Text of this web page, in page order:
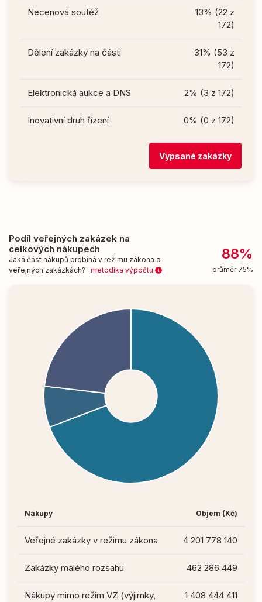
Necenová soutěž
13% (22 z
172)
Dělení zakázky na části
31% (53 z
172)
Elektronická aukce a DNS 2% (3 z 172)
Inovativní druh řízení 0% (0 z 172)
Vypsané zakázky
Podíl veřejných zakázek na
celkových nákupech
Jaká část nákupů probíhá v režimu zákona o
veřejných zakázkách? metodika výpočtu
88%
průměr 75%
Nákupy Objem (Kč)
Veřejné zakázky v režimu zákona 4 201 778 140
Zakázky malého rozsahu 462 286 449
Nákupy mimo režim VZ (výjimky,
1 408 444 411